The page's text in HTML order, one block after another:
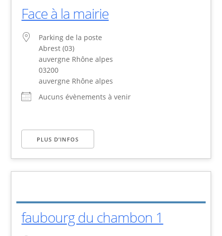
Face à la mairie
Parking de la poste
Abrest (03)
auvergne Rhône alpes
03200
auvergne Rhône alpes
Aucuns évènements à venir
PLUS D’INFOS
faubourg du chambon 1